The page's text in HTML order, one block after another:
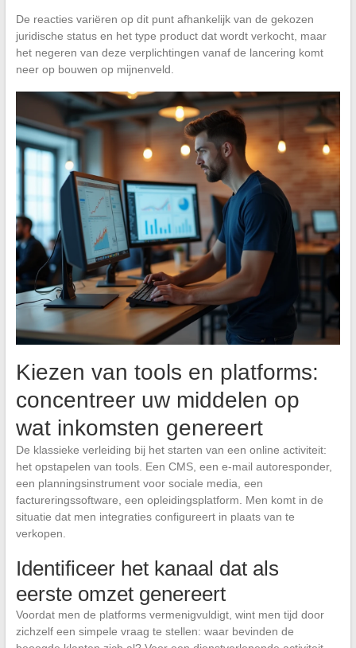
De reacties variëren op dit punt afhankelijk van de gekozen
juridische status en het type product dat wordt verkocht, maar
het negeren van deze verplichtingen vanaf de lancering komt
neer op bouwen op mijnenveld.
Kiezen van tools en platforms:
concentreer uw middelen op
wat inkomsten genereert
De klassieke verleiding bij het starten van een online activiteit:
het opstapelen van tools. Een CMS, een e-mail autoresponder,
een planningsinstrument voor sociale media, een
factureringssoftware, een opleidingsplatform. Men komt in de
situatie dat men integraties configureert in plaats van te
verkopen.
Identificeer het kanaal dat als
eerste omzet genereert
Voordat men de platforms vermenigvuldigt, wint men tijd door
zichzelf een simpele vraag te stellen: waar bevinden de